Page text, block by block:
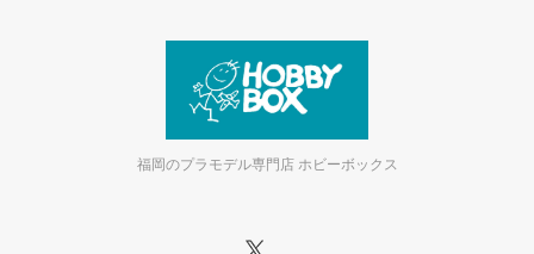
福岡のプラモデル専門店 ホビーボックス